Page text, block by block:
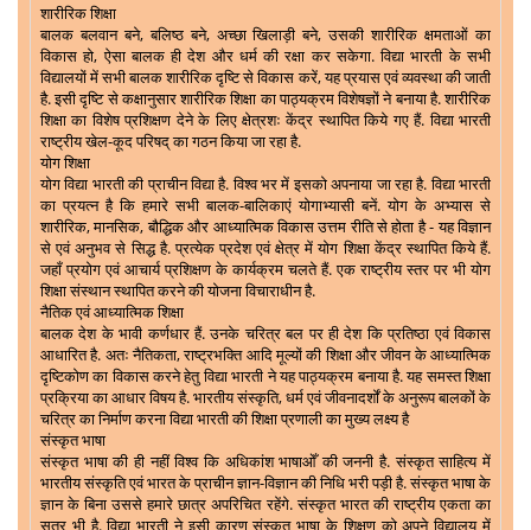
शारीरिक शिक्षा
बालक बलवान बने, बलिष्ठ बने, अच्छा खिलाड़ी बने, उसकी शारीरिक क्षमताओं का
विकास हो, ऐसा बालक ही देश और धर्म की रक्षा कर सकेगा. विद्या भारती के सभी
विद्यालयों में सभी बालक शारीरिक दृष्टि से विकास करें, यह प्रयास एवं व्यवस्था की जाती
है. इसी दृष्टि से कक्षानुसार शारीरिक शिक्षा का पाठ्यक्रम विशेषज्ञों ने बनाया है. शारीरिक
शिक्षा का विशेष प्रशिक्षण देने के लिए क्षेत्रशः केंद्र स्थापित किये गए हैं. विद्या भारती
राष्ट्रीय खेल-कूद परिषद् का गठन किया जा रहा है.
योग शिक्षा
योग विद्या भारती की प्राचीन विद्या है. विश्व भर में इसको अपनाया जा रहा है. विद्या भारती
का प्रयत्न है कि हमारे सभी बालक-बालिकाएं योगाभ्यासी बनें. योग के अभ्यास से
शारीरिक, मानसिक, बौद्धिक और आध्यात्मिक विकास उत्तम रीति से होता है - यह विज्ञान
से एवं अनुभव से सिद्ध है. प्रत्येक प्रदेश एवं क्षेत्र में योग शिक्षा केंद्र स्थापित किये हैं.
जहाँ प्रयोग एवं आचार्य प्रशिक्षण के कार्यक्रम चलते हैं. एक राष्ट्रीय स्तर पर भी योग
शिक्षा संस्थान स्थापित करने की योजना विचाराधीन है.
नैतिक एवं आध्यात्मिक शिक्षा
बालक देश के भावी कर्णधार हैं. उनके चरित्र बल पर ही देश कि प्रतिष्ठा एवं विकास
आधारित है. अतः नैतिकता, राष्ट्रभक्ति आदि मूल्यों की शिक्षा और जीवन के आध्यात्मिक
दृष्टिकोण का विकास करने हेतु विद्या भारती ने यह पाठ्यक्रम बनाया है. यह समस्त शिक्षा
प्रक्रिया का आधार विषय है. भारतीय संस्कृति, धर्म एवं जीवनादर्शों के अनुरूप बालकों के
चरित्र का निर्माण करना विद्या भारती की शिक्षा प्रणाली का मुख्य लक्ष्य है
संस्कृत भाषा
संस्कृत भाषा की ही नहीं विश्व कि अधिकांश भाषाओँ की जननी है. संस्कृत साहित्य में
भारतीय संस्कृति एवं भारत के प्राचीन ज्ञान-विज्ञान की निधि भरी पड़ी है. संस्कृत भाषा के
ज्ञान के बिना उससे हमारे छात्र अपरिचित रहेंगे. संस्कृत भारत की राष्ट्रीय एकता का
सूत्र भी है. विद्या भारती ने इसी कारण संस्कृत भाषा के शिक्षण को अपने विद्यालय में